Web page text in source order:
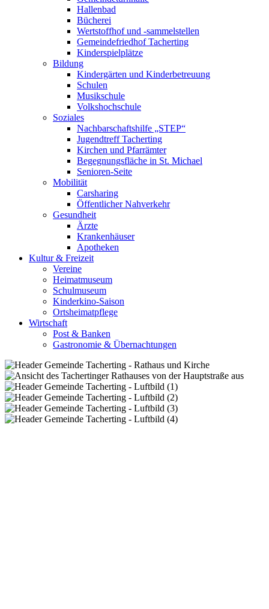
Hallenbad
Bücherei
Wertstoffhof und -sammelstellen
Gemeindefriedhof Tacherting
Kinderspielplätze
Bildung
Kindergärten und Kinderbetreuung
Schulen
Musikschule
Volkshochschule
Soziales
Nachbarschaftshilfe „STEP“
Jugendtreff Tacherting
Kirchen und Pfarrämter
Begegnungsfläche in St. Michael
Senioren-Seite
Mobilität
Carsharing
Öffentlicher Nahverkehr
Gesundheit
Ärzte
Krankenhäuser
Apotheken
Kultur & Freizeit
Vereine
Heimatmuseum
Schulmuseum
Kinderkino-Saison
Ortsheimatpflege
Wirtschaft
Post & Banken
Gastronomie & Übernachtungen